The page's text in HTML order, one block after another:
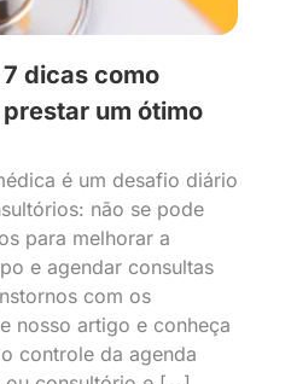
dicas como
um ótimo
é um desafio diário
não se pode
para melhorar a
e agendar consultas
com os
nosso artigo e conheça
controle da agenda